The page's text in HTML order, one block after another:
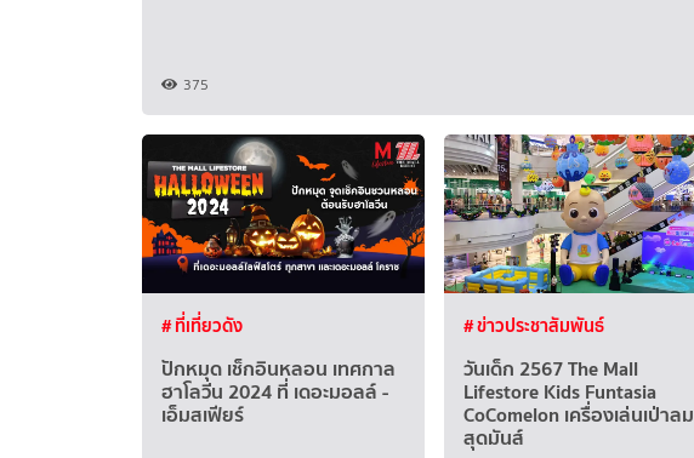
375
# ที่เที่ยวดัง
ปักหมุด เช็กอินหลอน เทศกาล
ฮาโลวีน 2024 ที่ เดอะมอลล์ -
เอ็มสเฟียร์
# ข่าวประชาสัมพันธ์
วันเด็ก 2567 The Mall
Lifestore Kids Funtasia
CoComelon เครื่องเล่นเป่าลม
สุดมันส์